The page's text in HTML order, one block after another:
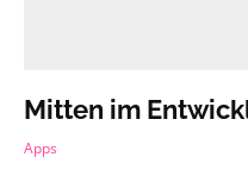
Mitten im
Apps